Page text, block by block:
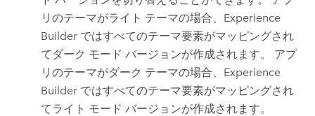
リのテーマがライト テーマの場合、 Experience
Builder ではすべてのテーマ要素がマッピングされ
てダーク モード バージョンが作成されます。 アプ
リのテーマがダーク テーマの場合、 Experience
Builder ではすべてのテーマ要素がマッピングされ
てライト モード バージョンが作成されます。